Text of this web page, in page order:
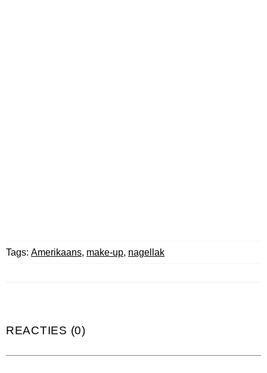
Tags: Amerikaans, make-up, nagellak
REACTIES (0)